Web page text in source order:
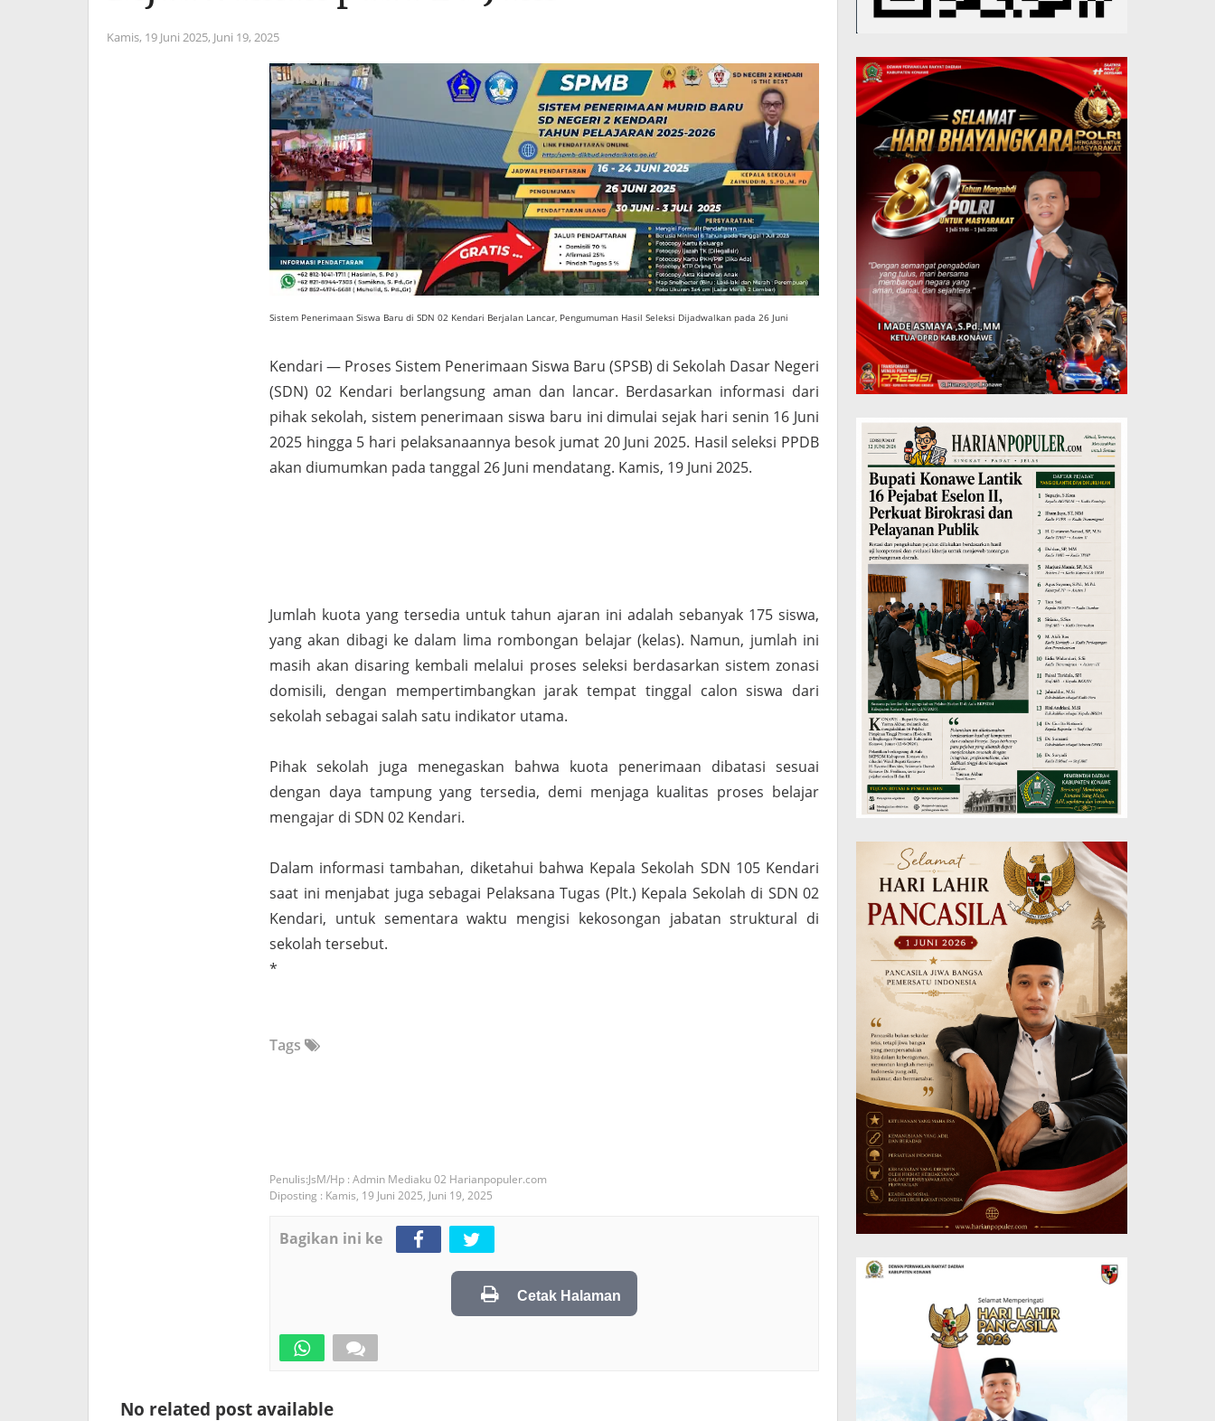
Kamis, 19 Juni 2025, Juni 19, 2025
Sistem Penerimaan Siswa Baru di SDN 02 Kendari Berjalan Lancar, Pengumuman Hasil Seleksi Dijadwalkan pada 26 Juni
Kendari — Proses Sistem Penerimaan Siswa Baru (SPSB) di Sekolah Dasar Negeri
(SDN) 02 Kendari berlangsung aman dan lancar. Berdasarkan informasi dari
pihak sekolah, sistem penerimaan siswa baru ini dimulai sejak hari senin 16 Juni
2025 hingga 5 hari pelaksanaannya besok jumat 20 Juni 2025. Hasil seleksi PPDB
akan diumumkan pada tanggal 26 Juni mendatang. Kamis, 19 Juni 2025.
Jumlah kuota yang tersedia untuk tahun ajaran ini adalah sebanyak 175 siswa,
yang akan dibagi ke dalam lima rombongan belajar (kelas). Namun, jumlah ini
masih akan disaring kembali melalui proses seleksi berdasarkan sistem zonasi
domisili, dengan mempertimbangkan jarak tempat tinggal calon siswa dari
sekolah sebagai salah satu indikator utama.
Pihak sekolah juga menegaskan bahwa kuota penerimaan dibatasi sesuai
dengan daya tampung yang tersedia, demi menjaga kualitas proses belajar
mengajar di SDN 02 Kendari.
Dalam informasi tambahan, diketahui bahwa Kepala Sekolah SDN 105 Kendari
saat ini menjabat juga sebagai Pelaksana Tugas (Plt.) Kepala Sekolah di SDN 02
Kendari, untuk sementara waktu mengisi kekosongan jabatan struktural di
sekolah tersebut.
*
Tags
JsM/Hp : Admin Mediaku 02 Harianpopuler.com
Diposting : Kamis, 19 Juni 2025, Juni 19, 2025
Bagikan ini ke
Cetak Halaman
No related post available